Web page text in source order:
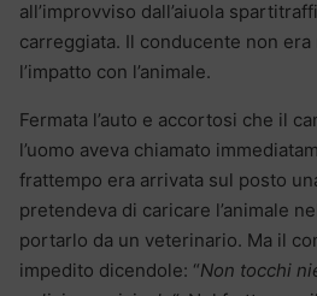
all’improvviso dall’aiuola
carreggiata. Il conducente non
l’impatto con l’animale.
Fermata l’auto e accortosi che il
l’uomo aveva chiamato
frattempo era arrivata sul posto
pretendeva di caricare l’animale
portarlo da un veterinario. Ma il
impedito dicendole: “Non tocchi